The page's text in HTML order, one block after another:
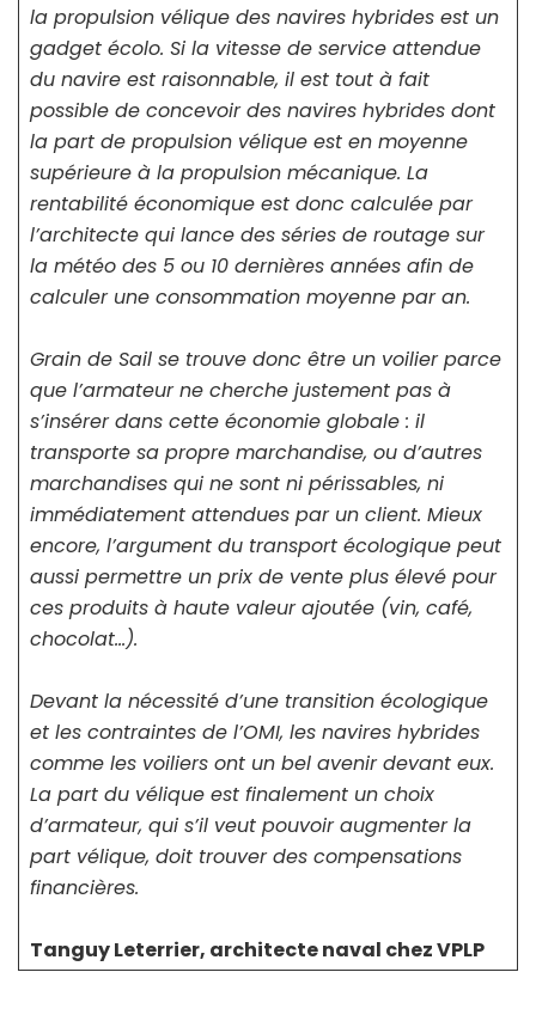
la propulsion vélique des navires hybrides est un
gadget écolo. Si la vitesse de service attendue
du navire est raisonnable, il est tout à fait
possible de concevoir des navires hybrides dont
la part de propulsion vélique est en moyenne
supérieure à la propulsion mécanique. La
rentabilité économique est donc calculée par
l’architecte qui lance des séries de routage sur
la météo des 5 ou 10 dernières années afin de
calculer une consommation moyenne par an.
Grain de Sail se trouve donc être un voilier parce
que l’armateur ne cherche justement pas à
s’insérer dans cette économie globale : il
transporte sa propre marchandise, ou d’autres
marchandises qui ne sont ni périssables, ni
immédiatement attendues par un client. Mieux
encore, l’argument du transport écologique peut
aussi permettre un prix de vente plus élevé pour
ces produits à haute valeur ajoutée (vin, café,
chocolat…).
Devant la nécessité d’une transition écologique
et les contraintes de l’OMI, les navires hybrides
comme les voiliers ont un bel avenir devant eux.
La part du vélique est finalement un choix
d’armateur, qui s’il veut pouvoir augmenter la
part vélique, doit trouver des compensations
financières.
Tanguy Leterrier, architecte naval chez VPLP